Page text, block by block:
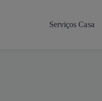
Serviços Casa